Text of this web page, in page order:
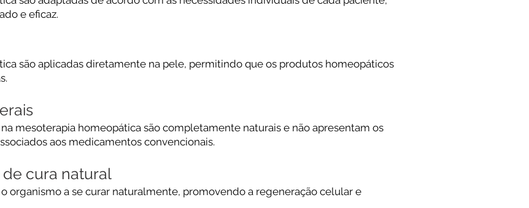
e eficaz.
são aplicadas diretamente na pele, permitindo que os produtos homeopáticos
mesoterapia homeopática são completamente naturais e não apresentam os
aos medicamentos convencionais.
cura natural
organismo a se curar naturalmente, promovendo a regeneração celular e